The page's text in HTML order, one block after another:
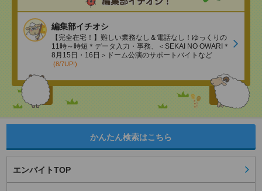
編集部イチオシ
【完全在宅！】難しい業務なし＆電話なし！ゆっくりの
11時～時短＊データ入力・事務、＜SEKAI NO OWARI＊
8月15日・16日＞ドーム公演のサポートバイトなど
(8/7UP!)
かんたん検索はこちら
エンバイトTOP